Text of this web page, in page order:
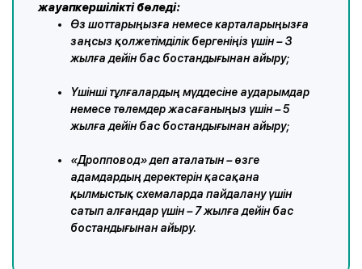
жауапкершілікті бөледі:
Өз шоттарыңызға немесе карталарыңызға
заңсыз қолжетімділік бергеніңіз үшін – 3
жылға дейін бас бостандығынан айыру;
Үшінші тұлғалардың мүддесіне аударымдар
немесе төлемдер жасағаныңыз үшін – 5
жылға дейін бас бостандығынан айыру;
«Дропповод» деп аталатын – өзге
адамдардың деректерін қасақана
қылмыстық схемаларда пайдалану үшін
сатып алғандар үшін – 7 жылға дейін бас
бостандығынан айыру.